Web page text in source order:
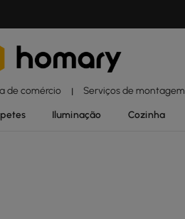
de comércio | Serviços de montagem
Iluminação Cozinha